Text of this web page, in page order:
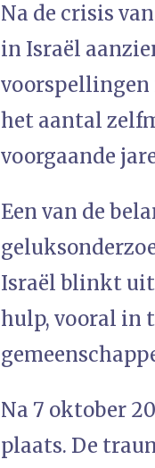
Na de crisis
in Israël
voorspellingen
het aantal
voorgaande
Een van de
Israël blinkt uit
hulp, vooral in
Na 7 oktober
plaats. De